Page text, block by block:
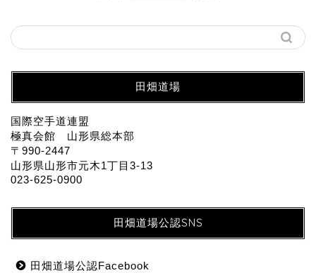
田畑道場
国際空手道連盟
極真会館 山形県総本部
〒990-2447
山形県山形市元木1丁目3-13
023-625-0900
田畑道場公認SNS
田畑道場公認Facebook